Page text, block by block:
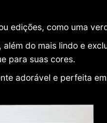
edições, como uma
do mais lindo e
para suas cores.
adorável e perfeita